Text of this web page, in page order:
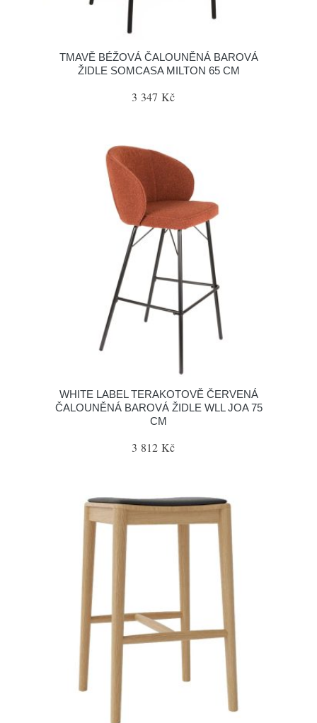
TMAVĚ BÉŽOVÁ ČALOUNĚNÁ BAROVÁ
ŽIDLE SOMCASA MILTON 65 CM
3 347 Kč
WHITE LABEL TERAKOTOVĚ ČERVENÁ
ČALOUNĚNÁ BAROVÁ ŽIDLE WLL JOA 75
CM
3 812 Kč